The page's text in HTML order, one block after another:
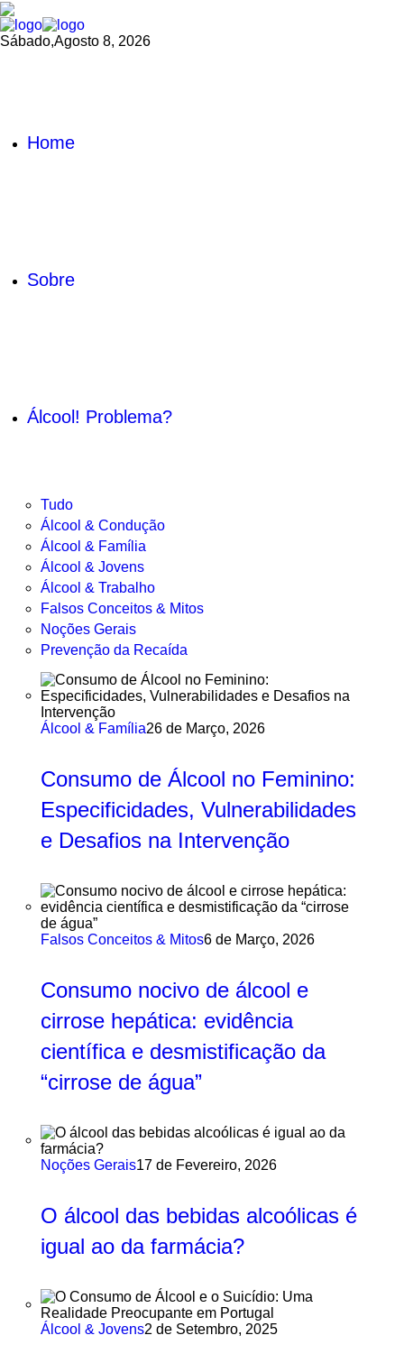
Sábado,Agosto 8, 2026
Home
Sobre
Álcool! Problema?
Tudo
Álcool & Condução
Álcool & Família
Álcool & Jovens
Álcool & Trabalho
Falsos Conceitos & Mitos
Noções Gerais
Prevenção da Recaída
Álcool & Família26 de Março, 2026
Consumo de Álcool no Feminino:
Especificidades, Vulnerabilidades
e Desafios na Intervenção
Falsos Conceitos & Mitos6 de Março, 2026
Consumo nocivo de álcool e
cirrose hepática: evidência
científica e desmistificação da
“cirrose de água”
Noções Gerais17 de Fevereiro, 2026
O álcool das bebidas alcoólicas é
igual ao da farmácia?
Álcool & Jovens2 de Setembro, 2025